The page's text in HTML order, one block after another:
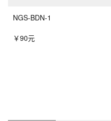
NGS-BDN-1
￥90元